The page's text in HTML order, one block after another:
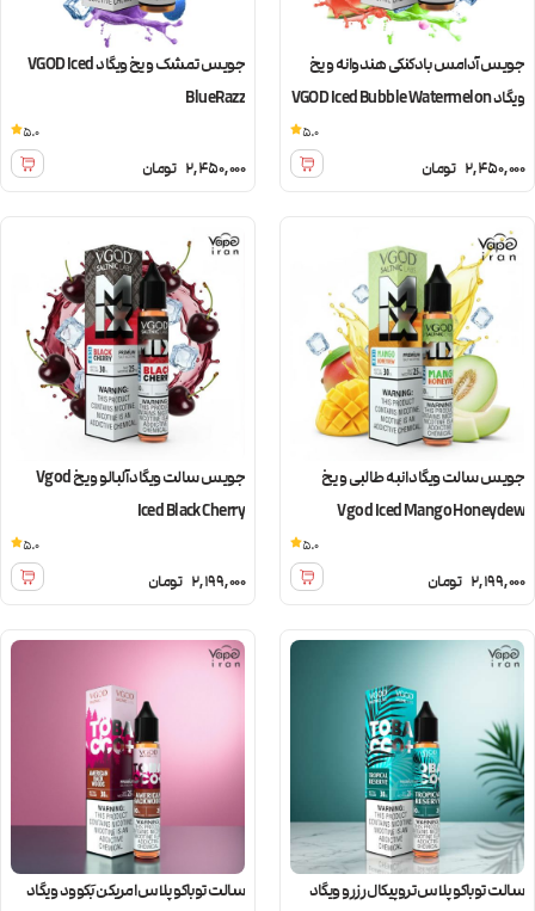
جویس آدامس بادکنکی هندوانه و یخ
ویگاد VGOD Iced Bubble Watermelon
2,450,000 تومان
5.0
جویس تمشک و یخ ویگاد VGOD Iced
BlueRazz
2,450,000 تومان
5.0
جویس سالت ویگاد انبه طالبی و یخ
Vgod Iced Mango Honeydew
2,199,000 تومان
5.0
جویس سالت ویگاد آلبالو و یخ Vgod
Iced Black Cherry
2,199,000 تومان
5.0
سالت توباکو پلاس تروپیکال رزرو ویگاد
سالت توباکو پلاس امریکن بَکوود ویگاد